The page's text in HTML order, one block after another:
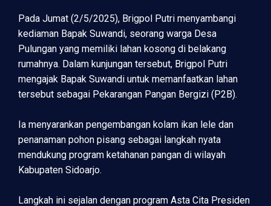
Pada Jumat (2/5/2025), Brigpol Putri menyambangi
kediaman Bapak Suwandi, seorang warga Desa
Pulungan yang memiliki lahan kosong di belakang
rumahnya. Dalam kunjungan tersebut, Brigpol Putri
mengajak Bapak Suwandi untuk memanfaatkan lahan
tersebut sebagai Pekarangan Pangan Bergizi (P2B).
Ia menyarankan pengembangan kolam ikan lele dan
penanaman pohon pisang sebagai langkah nyata
mendukung program ketahanan pangan di wilayah
Kabupaten Sidoarjo.
Langkah ini sejalan dengan program Asta Cita Presiden